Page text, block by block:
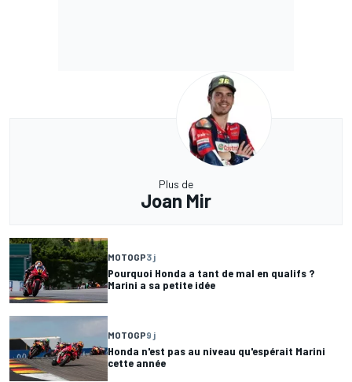
Plus de
Joan Mir
MOTOGP3 j
Pourquoi Honda a tant de mal en qualifs ?
Marini a sa petite idée
MOTOGP9 j
Honda n'est pas au niveau qu'espérait Marini
cette année